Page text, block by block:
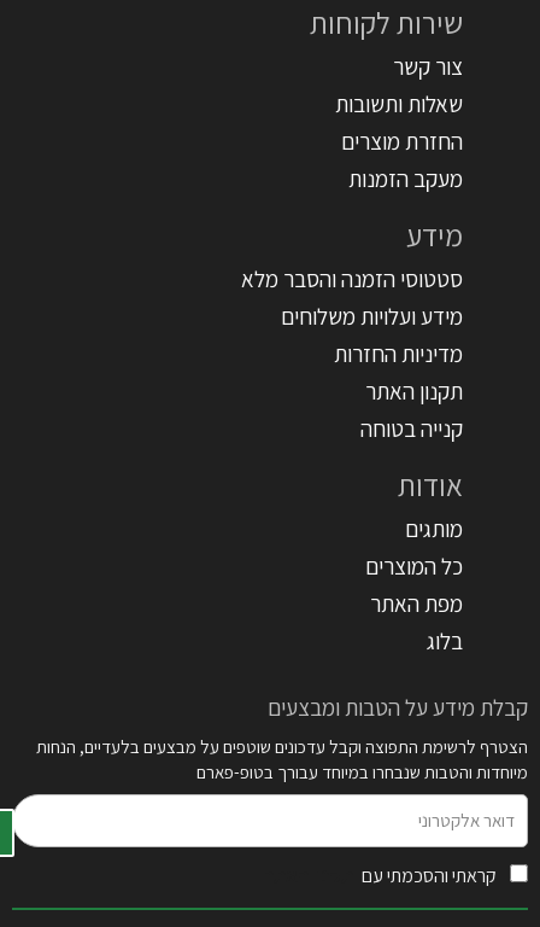
שירות לקוחות
צור קשר
שאלות ותשובות
החזרת מוצרים
מעקב הזמנות
מידע
סטטוסי הזמנה והסבר מלא
מידע ועלויות משלוחים
מדיניות החזרות
תקנון האתר
קנייה בטוחה
אודות
מותגים
כל המוצרים
מפת האתר
בלוג
קבלת מידע על הטבות ומבצעים
הצטרף לרשימת התפוצה וקבל עדכונים שוטפים על מבצעים בלעדיים, הנחות
מיוחדות והטבות שנבחרו במיוחד עבורך בטופ-פארם
אלקטרוני
קראתי והסכמתי עם